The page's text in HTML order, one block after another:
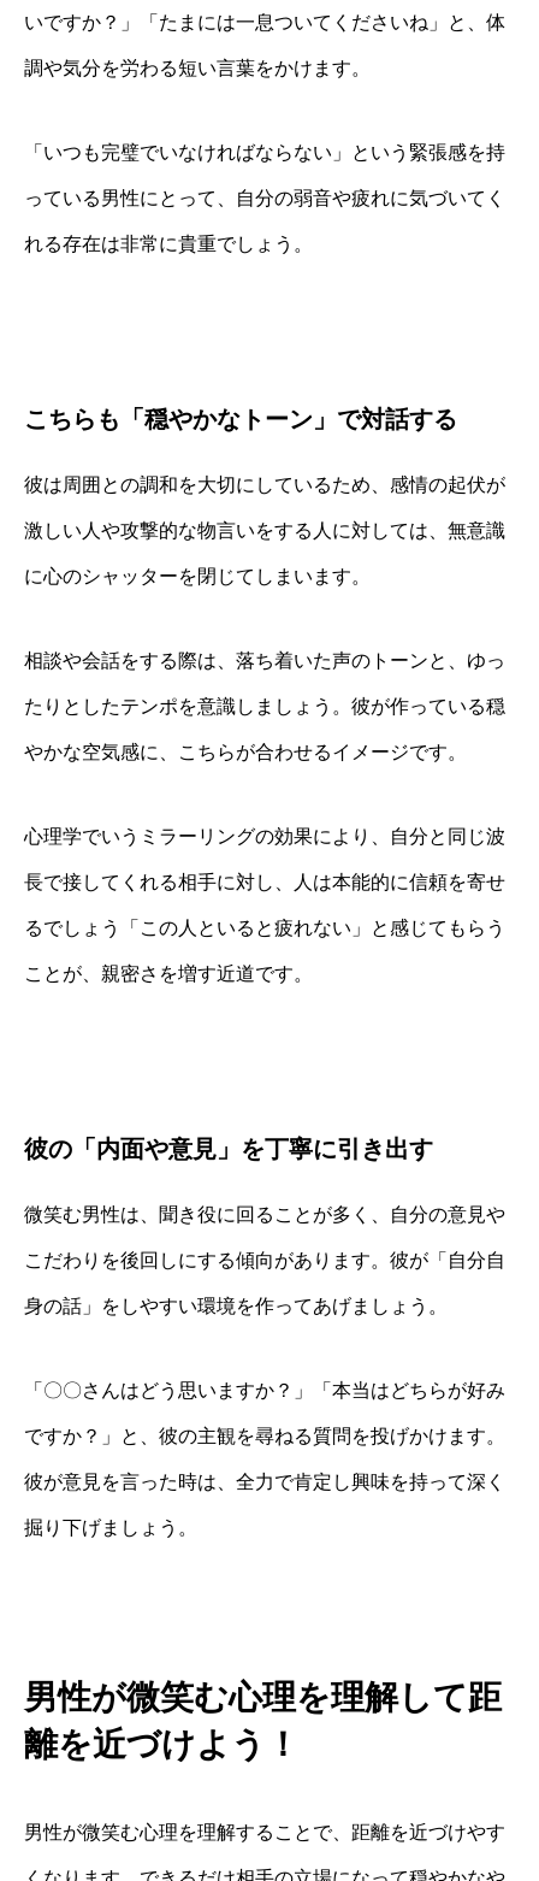
いですか？」「たまには一息ついてくださいね」と、体
調や気分を労わる短い言葉をかけます。
「いつも完璧でいなければならない」という緊張感を持
っている男性にとって、自分の弱音や疲れに気づいてく
れる存在は非常に貴重でしょう。
こちらも「穏やかなトーン」で対話する
彼は周囲との調和を大切にしているため、感情の起伏が
激しい人や攻撃的な物言いをする人に対しては、無意識
に心のシャッターを閉じてしまいます。
相談や会話をする際は、落ち着いた声のトーンと、ゆっ
たりとしたテンポを意識しましょう。彼が作っている穏
やかな空気感に、こちらが合わせるイメージです。
心理学でいうミラーリングの効果により、自分と同じ波
長で接してくれる相手に対し、人は本能的に信頼を寄せ
るでしょう「この人といると疲れない」と感じてもらう
ことが、親密さを増す近道です。
彼の「内面や意見」を丁寧に引き出す
微笑む男性は、聞き役に回ることが多く、自分の意見や
こだわりを後回しにする傾向があります。彼が「自分自
身の話」をしやすい環境を作ってあげましょう。
「〇〇さんはどう思いますか？」「本当はどちらが好み
ですか？」と、彼の主観を尋ねる質問を投げかけます。
彼が意見を言った時は、全力で肯定し興味を持って深く
掘り下げましょう。
男性が微笑む心理を理解して距
離を近づけよう！
男性が微笑む心理を理解することで、距離を近づけやす